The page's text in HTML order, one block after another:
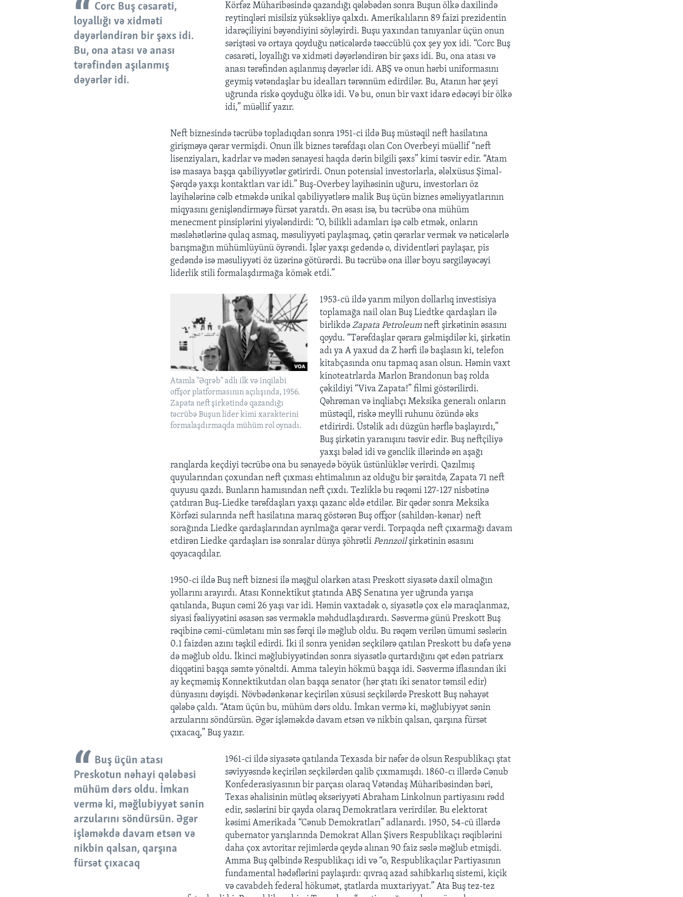
Corc Buş cəsarəti,
loyallığı və xidməti
dəyərləndirən bir şəxs idi.
Bu, ona atası və anası
tərəfindən aşılanmış
dəyərlər idi.
Körfəz Müharibəsində qazandığı qələbədən sonra Buşun ölkə daxilində
reytinqləri misilsiz yüksəkliyə qalxdı. Amerikalıların 89 faizi prezidentin
idarəçiliyini bəyəndiyini söyləyirdi. Buşu yaxından tanıyanlar üçün onun
səriştəsi və ortaya qoyduğu nəticələrdə təəccüblü çox şey yox idi. “Corc Buş
cəsarəti, loyallığı və xidməti dəyərləndirən bir şəxs idi. Bu, ona atası və
anası tərəfindən aşılanmış dəyərlər idi. ABŞ və onun hərbi uniformasını
geymiş vətəndaşlar bu idealları tərənnüm edirdilər. Bu, Atanın hər şeyi
uğrunda riskə qoyduğu ölkə idi. Və bu, onun bir vaxt idarə edəcəyi bir ölkə
idi,” müəllif yazır.
Neft biznesində təcrübə topladıqdan sonra 1951-ci ildə Buş müstəqil neft hasilatına
girişməyə qərar vermişdi. Onun ilk biznes tərəfdaşı olan Con Overbeyi müəllif “neft
lisenziyaları, kadrlar və mədən sənayesi haqda dərin bilgili şəxs” kimi təsvir edir. “Atam
isə masaya başqa qabiliyyətlər gətirirdi. Onun potensial investorlarla, ələlxüsus Şimal-
Şərqdə yaxşı kontaktları var idi.” Buş-Overbey layihəsinin uğuru, investorları öz
layihələrinə cəlb etməkdə unikal qabiliyyətlərə malik Buş üçün biznes əməliyyatlarının
miqyasını genişləndirməyə fürsət yaratdı. Ən əsası isə, bu təcrübə ona mühüm
menecment pinsiplərini yiyələndirdi: “O, bilikli adamları işə cəlb etmək, onların
məsləhətlərinə qulaq asmaq, məsuliyyəti paylaşmaq, çətin qərarlar vermək və nəticələrlə
barışmağın mühümlüyünü öyrəndi. İşlər yaxşı gedəndə o, dividentləri paylaşar, pis
gedəndə isə məsuliyyəti öz üzərinə götürərdi. Bu təcrübə ona illər boyu sərgiləyəcəyi
liderlik stili formalaşdırmağa kömək etdi.”
Atamla "Əqrəb" adlı ilk və inqilabi
offşor platformasının açılışında, 1956.
Zapata neft şirkətində qazandığı
təcrübə Buşun lider kimi xarakterini
formalaşdırmaqda mühüm rol oynadı.
1953-cü ildə yarım milyon dollarlıq investisiya
toplamağa nail olan Buş Liedtke qardaşları ilə
birlikdə Zapata Petroleumneft şirkətinin əsasını
qoydu. “Tərəfdaşlar qərara gəlmişdilər ki, şirkətin
adı ya A yaxud da Z hərfi ilə başlasın ki, telefon
kitabçasında onu tapmaq asan olsun. Həmin vaxt
kinoteatrlarda Marlon Brandonun baş rolda
çəkildiyi “Viva Zapata!” filmi göstərilirdi.
Qəhrəman və inqliabçı Meksika generalı onların
müstəqil, riskə meylli ruhunu özündə əks
etdirirdi. Üstəlik adı düzgün hərflə başlayırdı,”
Buş şirkətin yaranışını təsvir edir. Buş neftçiliyə
yaxşı bələd idi və gənclik illərində ən aşağı
ranqlarda keçdiyi təcrübə ona bu sənayedə böyük üstünlüklər verirdi. Qazılmış
quyularından çoxundan neft çıxması ehtimalının az olduğu bir şəraitdə, Zapata 71 neft
quyusu qazdı. Bunların hamısından neft çıxdı. Tezliklə bu rəqəmi 127-127 nisbətinə
çatdıran Buş-Liedke tərəfdaşları yaxşı qazanc əldə etdilər. Bir qədər sonra Meksika
Körfəzi sularında neft hasilatına maraq göstərən Buş offşor (sahildən-kənar) neft
sorağında Liedke qardaşlarından ayrılmağa qərar verdi. Torpaqda neft çıxarmağı davam
etdirən Liedke qardaşları isə sonralar dünya şöhrətliPennzoilşirkətinin əsasını
qoyacaqdılar.
1950-ci ildə Buş neft biznesi ilə məşğul olarkən atası Preskott siyasətə daxil olmağın
yollarını arayırdı. Atası Konnektikut ştatında ABŞ Senatına yer uğrunda yarışa
qatılanda, Buşun cəmi 26 yaşı var idi. Həmin vaxtadək o, siyasətlə çox elə maraqlanmaz,
siyasi fəaliyyətini əsasən səs verməklə məhdudlaşdırardı. Səsvermə günü Preskott Buş
rəqibinə cəmi-cümlətanı min səs fərqi ilə məğlub oldu. Bu rəqəm verilən ümumi səslərin
0.1 faizdən azını təşkil edirdi. İki il sonra yenidən seçkilərə qatılan Preskott bu dəfə yenə
də məğlub oldu. İkinci məğlubiyyətindən sonra siyasətlə qurtardığını qət edən patriarx
diqqətini başqa səmtə yönəltdi. Amma taleyin hökmü başqa idi. Səsvermə iflasından iki
ay keçməmiş Konnektikutdan olan başqa senator (hər ştatı iki senator təmsil edir)
dünyasını dəyişdi. Növbədənkənar keçirilən xüsusi seçkilərdə Preskott Buş nəhayət
qələbə çaldı. “Atam üçün bu, mühüm dərs oldu. İmkan vermə ki, məğlubiyyət sənin
arzularını söndürsün. Əgər işləməkdə davam etsən və nikbin qalsan, qarşına fürsət
çıxacaq,” Buş yazır.
Buş üçün atası
Preskotun nəhayi qələbəsi
mühüm dərs oldu. İmkan
vermə ki, məğlubiyyət sənin
arzularını söndürsün. Əgər
işləməkdə davam etsən və
nikbin qalsan, qarşına
fürsət çıxacaq
1961-ci ildə siyasətə qatılanda Texasda bir nəfər də olsun Respublikaçı ştat
səviyyəsndə keçirilən seçkilərdən qalib çıxmamışdı. 1860-cı illərdə Cənub
Konfederasiyasının bir parçası olaraq Vətəndaş Müharibəsindən bəri,
Texas əhalisinin mütləq əksəriyyəti Abraham Linkolnun partiyasını rədd
edir, səslərini bir qayda olaraq Demokratlara verirdilər. Bu elektorat
kəsimi Amerikada “Cənub Demokratları” adlanardı. 1950, 54-cü illərdə
qubernator yarışlarında Demokrat Allan Şivers Respublikaçı rəqiblərini
daha çox avtoritar rejimlərdə qeydə alınan 90 faiz səslə məğlub etmişdi.
Amma Buş qəlbində Respublikaçı idi və “o, Respublikaçılar Partiyasının
fundamental hədəflərini paylaşırdı: qıvraq azad sahibkarlıq sistemi, kiçik
və cavabdeh federal hökumət, ştatlarda muxtariyyat.” Ata Buş tez-tez